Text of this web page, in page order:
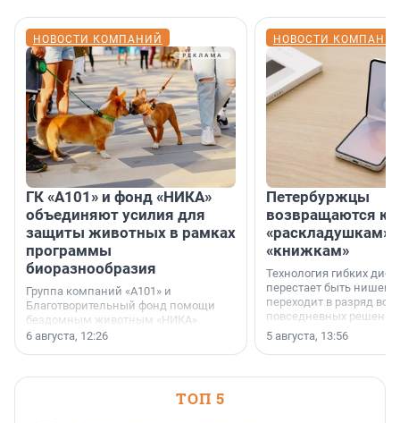
НОВОСТИ КОМПАНИЙ
ГК «А101» и фонд «НИКА»
объединяют усилия для
защиты животных в рамках
программы
биоразнообразия
Группа компаний «А101» и
Благотворительный фонд помощи
бездомным животным «НИКА»
заключили соглашение о
6 августа, 12:26
НОВОСТИ
Петербуржцы
возвращаются к
«раскладушкам»
«книжкам»
Технология гибких
перестает быть
переходит в разряд
повседневных
5 августа, 13:56
ТОП 5